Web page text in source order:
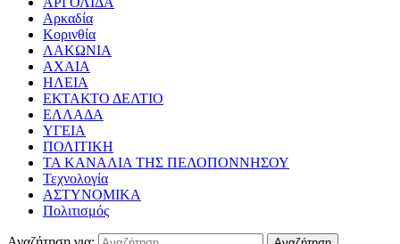
Αρκαδία
Κορινθία
ΛΑΚΩΝΙΑ
ΑΧΑΙΑ
ΗΛΕΙΑ
ΕΚΤΑΚΤΟ ΔΕΛΤΙΟ
ΕΛΛΑΔΑ
ΥΓΕΙΑ
ΠΟΛΙΤΙΚΗ
ΤΑ ΚΑΝΑΛΙΑ ΤΗΣ ΠΕΛΟΠΟΝΝΗΣΟΥ
Τεχνολογία
ΑΣΤΥΝΟΜΙΚΑ
Πολιτισμός